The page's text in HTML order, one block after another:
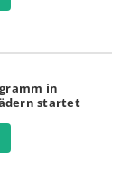
in
startet